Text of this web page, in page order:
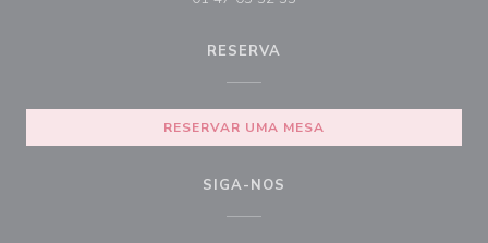
RESERVA
RESERVAR UMA MESA
SIGA-NOS